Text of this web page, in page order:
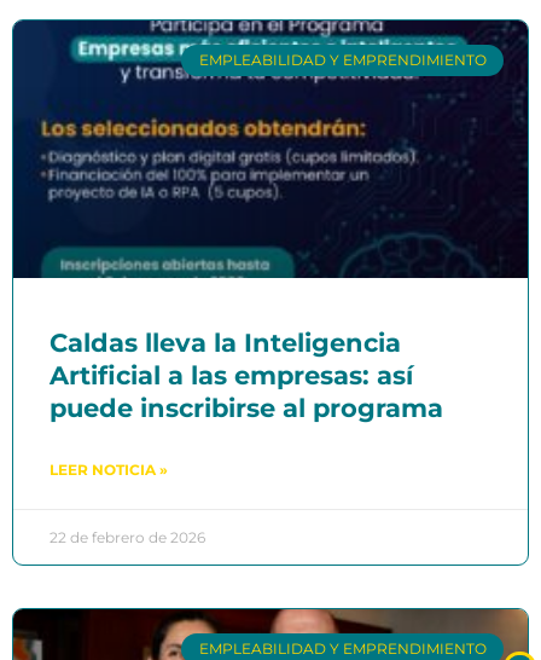
EMPLEABILIDAD Y EMPRENDIMIENTO
Caldas lleva la Inteligencia
Artificial a las empresas: así
puede inscribirse al programa
LEER NOTICIA »
22 de febrero de 2026
EMPLEABILIDAD Y EMPRENDIMIENTO